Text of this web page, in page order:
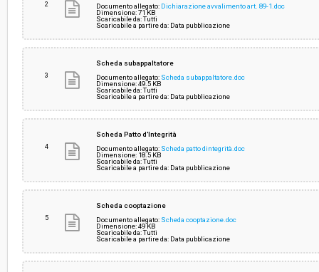
2
Documento allegato: Dichiarazione avvalimento art. 89-1.doc
Dimensione: 71 KB
Scaricabile da: Tutti
Scaricabile a partire da: Data pubblicazione
3
Scheda subappaltatore
Documento allegato: Scheda subappaltatore.doc
Dimensione: 49.5 KB
Scaricabile da: Tutti
Scaricabile a partire da: Data pubblicazione
4
Scheda Patto d'Integrità
Documento allegato: Scheda patto dintegrità.doc
Dimensione: 18.5 KB
Scaricabile da: Tutti
Scaricabile a partire da: Data pubblicazione
5
Scheda cooptazione
Documento allegato: Scheda cooptazione.doc
Dimensione: 49 KB
Scaricabile da: Tutti
Scaricabile a partire da: Data pubblicazione